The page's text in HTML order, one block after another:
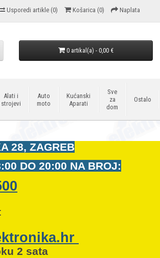
Usporedi artikle (0) Košarica (0) Naplata
0 artikal(a) - 0,00 €
Alati i
strojevi
Auto
moto
Kućanski
Aparati
Sve
za
dom
Ostalo
28, ZAGREB
DO 20:00 NA BROJ:
2 sata